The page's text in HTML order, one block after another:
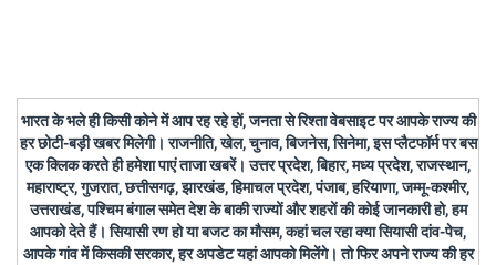
भारत के भले ही किसी कोने में आप रह रहे हों, जनता से रिश्ता वेबसाइट पर आपके राज्य की
हर छोटी-बड़ी खबर मिलेगी। राजनीति, खेल, चुनाव, बिजनेस, सिनेमा, इस प्लैटफॉर्म पर बस
एक क्लिक करते ही हमेशा पाएं ताजा खबरें। उत्तर प्रदेश, बिहार, मध्य प्रदेश, राजस्थान,
महाराष्ट्र, गुजरात, छत्तीसगढ़, झारखंड, हिमाचल प्रदेश, पंजाब, हरियाणा, जम्मू-कश्मीर,
उत्तराखंड, पश्चिम बंगाल समेत देश के बाकी राज्यों और शहरों की कोई जानकारी हो, हम
आपको देते हैं। सियासी रण हो या बजट का मौसम, कहां चल रहा क्या सियासी दांव-पेच,
आपके गांव में किसकी सरकार, हर अपडेट यहां आपको मिलेंगे। तो फिर अपने राज्य की हर